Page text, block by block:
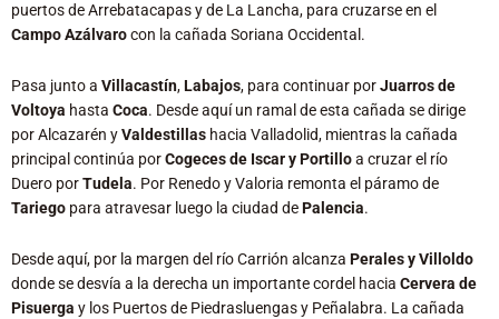
puertos de Arrebatacapas y de La Lancha, para cruzarse en el
Campo Azálvarocon la cañada Soriana Occidental.
Pasa junto a Villacastín,Labajos, para continuar porJuarros de
Voltoya hasta Coca. Desde aquí un ramal de esta cañada se dirige
por Alcazarén yValdestillas hacia Valladolid, mientras la cañada
principal continúa porCogeces de Iscar y Portilloa cruzar el río
Duero porTudela. Por Renedo y Valoria remonta el páramo de
Tariego para atravesar luego la ciudad dePalencia.
Desde aquí, por la margen del río Carrión alcanza Perales y Villoldo
donde se desvía a la derecha un importante cordel hacia Cervera de
Pisuerga y los Puertos de Piedrasluengas y Peñalabra. La cañada